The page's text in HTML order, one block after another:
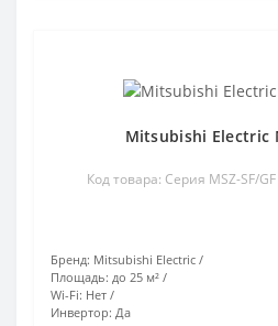
Mitsubishi Electric
Код товара: Серия MSZ-SF/
Бренд: Mitsubishi Electric
Площадь: до 25 м²
Wi-Fi: Нет
Инвертор: Да